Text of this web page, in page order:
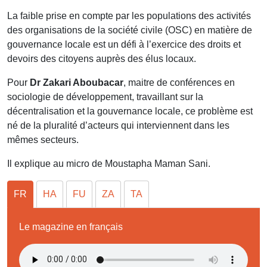
La faible prise en compte par les populations des activités
des organisations de la société civile (OSC) en matière de
gouvernance locale est un défi à l’exercice des droits et
devoirs des citoyens auprès des élus locaux.
Pour Dr Zakari Aboubacar, maitre de conférences en
sociologie de développement, travaillant sur la
décentralisation et la gouvernance locale, ce problème est
né de la pluralité d’acteurs qui interviennent dans les
mêmes secteurs.
Il explique au micro de Moustapha Maman Sani.
FR HA FU ZA TA
Le magazine en français